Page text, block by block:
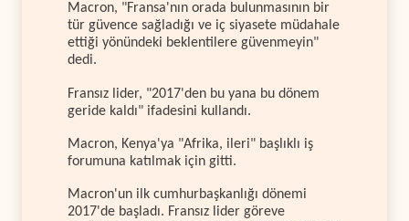
Macron, "Fransa'nın orada bulunmasının bir
tür güvence sağladığı ve iç siyasete müdahale
ettiği yönündeki beklentilere güvenmeyin"
dedi.
Fransız lider, "2017'den bu yana bu dönem
geride kaldı" ifadesini kullandı.
Macron, Kenya'ya "Afrika, ileri" başlıklı iş
forumuna katılmak için gitti.
Macron'un ilk cumhurbaşkanlığı dönemi
2017'de başladı. Fransız lider göreve